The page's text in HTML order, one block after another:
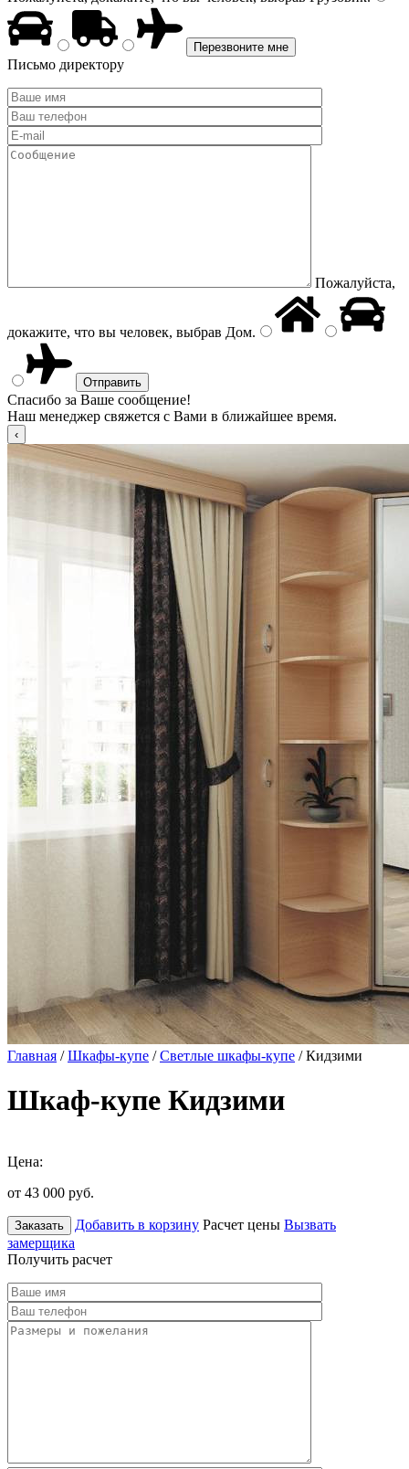
Письмо директору
Пожалуйста,
докажите, что вы человек, выбрав Дом.
Спасибо за Ваше сообщение!
Наш менеджер свяжется с Вами в ближайшее время.
Главная /Шкафы-купе /Светлые шкафы-купе / Кидзими
Шкаф-купе Кидзими
Цена:
от 43 000 руб.
Заказать Добавить в корзину Расчет цены Вызвать
замерщика
Получить расчет